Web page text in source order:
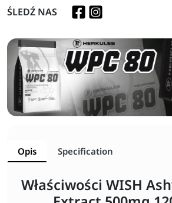
ŚLEDŹ NAS
Opis Specification
Właściwości WISH